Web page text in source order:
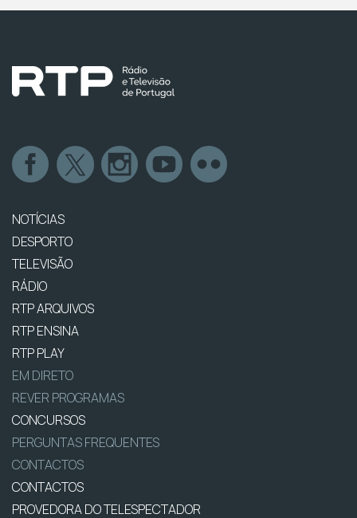
NOTÍCIAS
DESPORTO
TELEVISÃO
RÁDIO
RTP ARQUIVOS
RTP ENSINA
RTP PLAY
EM DIRETO
REVER PROGRAMAS
CONCURSOS
PERGUNTAS FREQUENTES
CONTACTOS
CONTACTOS
PROVEDORA DO TELESPECTADOR